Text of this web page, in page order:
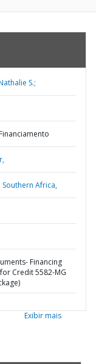
S.;
Southern Africa,
Financing
Credit 5582-MG
Exibir mais